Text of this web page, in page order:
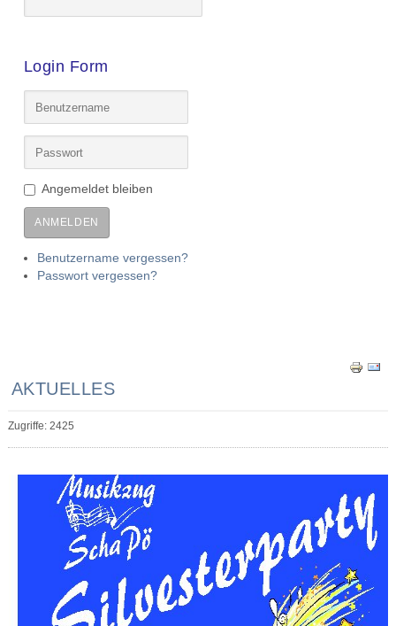
Login Form
Angemeldet bleiben
ANMELDEN
Benutzername vergessen?
Passwort vergessen?
AKTUELLES
Zugriffe: 2425